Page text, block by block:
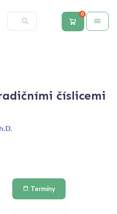
0
číslicemi
Termíny